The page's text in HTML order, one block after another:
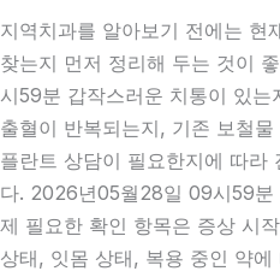
지역치과를 알아보기 전에는 현
찾는지 먼저 정리해 두는 것이
시59분 갑작스러운 치통이 있
출혈이 반복되는지, 기존 보철
플란트 상담이 필요한지에 따라
다. 2026년05월28일 09시59분
제 필요한 확인 항목은 증상 시
상태, 잇몸 상태, 복용 중인 약